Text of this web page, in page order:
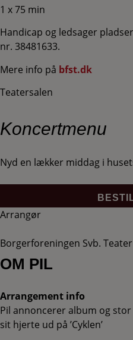
1 x 75 min
Handicap og ledsager
nr. 38481633.
Mere info på bfst.dk
Teatersalen
Koncertmenu
Nyd en lækker middag i
Arrangør
Borgerforeningen Svb. Teater
OM PIL
Arrangement info
Pil annoncerer album og
sit hjerte ud på ’Cyklen’